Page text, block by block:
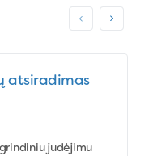
atsiradimas
judėjimu